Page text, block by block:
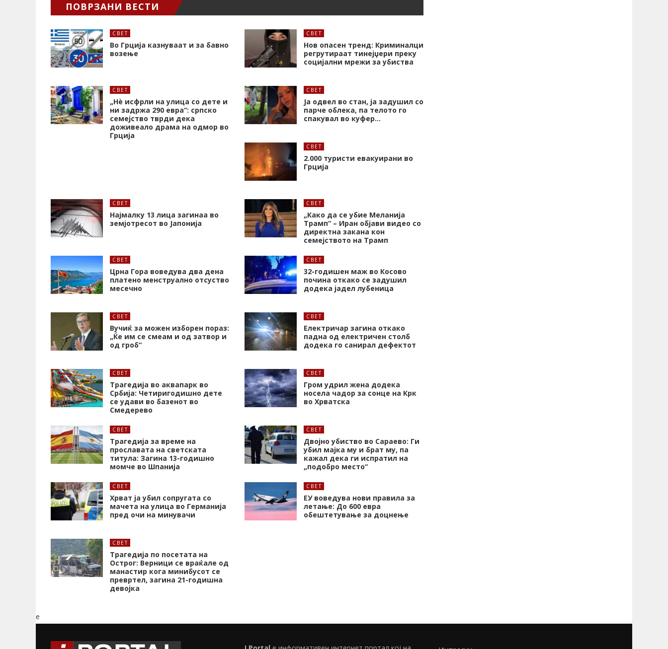
ПОВРЗАНИ ВЕСТИ
СВЕТ
Во Грција казнуваат и за бавно
возење
СВЕТ
Нов опасен тренд: Криминалци
регрутираат тинејџери преку
социјални мрежи за убиства
СВЕТ
„Нѐ исфрли на улица со дете и
ни задржа 290 евра“: српско
семејство тврди дека
доживеало драма на одмор во
Грција
СВЕТ
Ја одвел во стан, ја задушил со
парче облека, па телото го
спакувал во куфер…
СВЕТ
2.000 туристи евакуирани во
Грција
СВЕТ
Најмалку 13 лица загинаа во
земјотресот во Јапонија
СВЕТ
„Како да се убие Меланија
Трамп“ – Иран објави видео со
директна закана кон
семејството на Трамп
СВЕТ
Црна Гора воведува два дена
платено менструално отсуство
месечно
СВЕТ
32-годишен маж во Косово
почина откако се задушил
додека јадел лубеница
СВЕТ
Вучиќ за можен изборен пораз:
„Ќе им се смеам и од затвор и
од гроб“
СВЕТ
Електричар загина откако
падна од електричен столб
додека го санирал дефектот
СВЕТ
Трагедија во аквапарк во
Србија: Четиригодишно дете
се удави во базенот во
Смедерево
СВЕТ
Гром удрил жена додека
носела чадор за сонце на Крк
во Хрватска
СВЕТ
Трагедија за време на
прославата на светската
титула: Загина 13-годишно
момче во Шпанија
СВЕТ
Двојно убиство во Сараево: Ги
убил мајка му и брат му, па
кажал дека ги испратил на
„подобро место“
СВЕТ
Хрват ја убил сопругата со
мачета на улица во Германија
пред очи на минувачи
СВЕТ
ЕУ воведува нови правила за
летање: До 600 евра
обештетување за доцнење
СВЕТ
Трагедија по посетата на
Острог: Верници се враќале од
манастир кога минибусот се
превртел, загина 21-годишна
девојка
e